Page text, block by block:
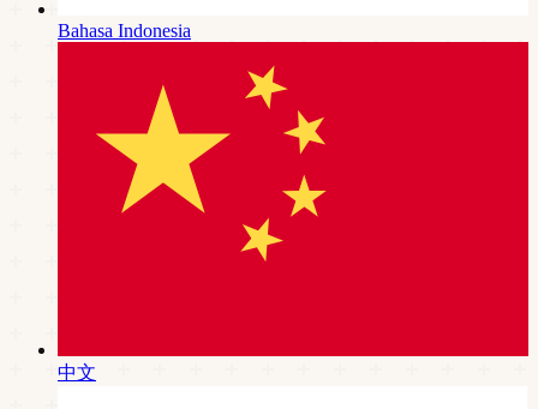
Bahasa Indonesia
中文